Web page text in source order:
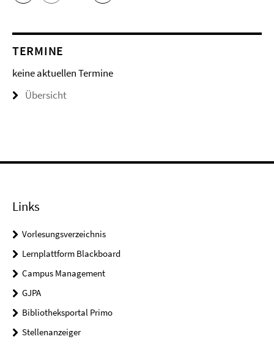
TERMINE
keine aktuellen Termine
Übersicht
Links
Vorlesungsverzeichnis
Lernplattform Blackboard
Campus Management
GJPA
Bibliotheksportal Primo
Stellenanzeiger